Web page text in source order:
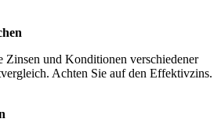
Zinsen und Konditionen verschiedener
Achten Sie auf den Effektivzins.